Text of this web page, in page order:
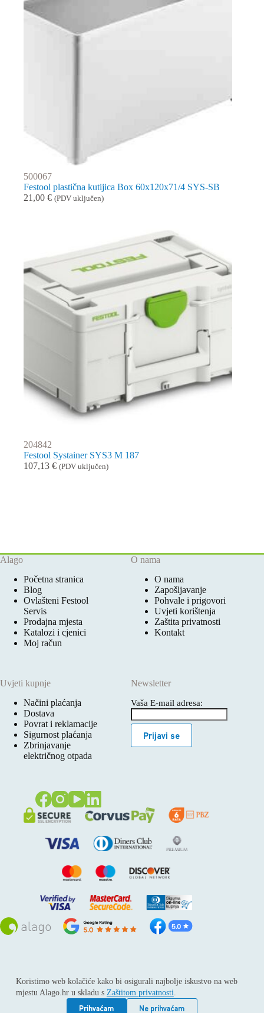
Koristimo web kolačiće kako bi osigurali najbolje iskustvo na web
mjestu Alago.hr u skladu s Zaštitom privatnosti.
Prihvaćam
Ne prihvaćam
500067
Festool plastična kutijica Box 60x120x71/4 SYS-SB
21,00 € (PDV uključen)
204842
Festool Systainer SYS3 M 187
107,13 € (PDV uključen)
Alago
Početna stranica
Blog
Ovlašteni Festool
Servis
Prodajna mjesta
Katalozi i cjenici
Moj račun
O nama
O nama
Zapošljavanje
Pohvale i prigovori
Uvjeti korištenja
Zaštita privatnosti
Kontakt
Uvjeti kupnje
Načini plaćanja
Dostava
Povrat i reklamacije
Sigurnost plaćanja
Zbrinjavanje
električnog otpada
Newsletter
Vaša E-mail adresa:
Prijavi se
Sva prava pridržana © 2026
Alago
ALAGO d.o.o. trgovina, usluge i zastupanje stranih tvrtki /
Adresa: Horvati 112, 10436 Rakov potok / Telefon: +385 1
6539 392 / E-mail: kontakt@alago.hr / Podaci o subjektu: